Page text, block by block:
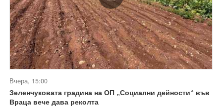
Вчера, 15:00
Зеленчуковата градина на ОП „Социални дейности“ във
Враца вече дава реколта